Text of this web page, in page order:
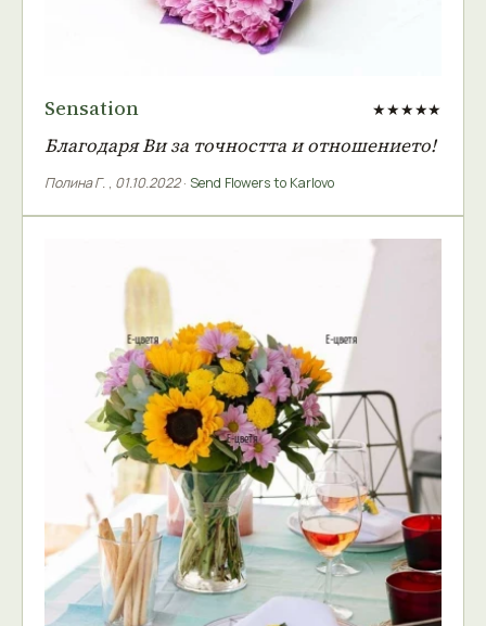
Sensation ★★★★★
Благодаря Ви за точността и отношението!
Полина Г. , 01.10.2022· Send Flowers to Karlovo